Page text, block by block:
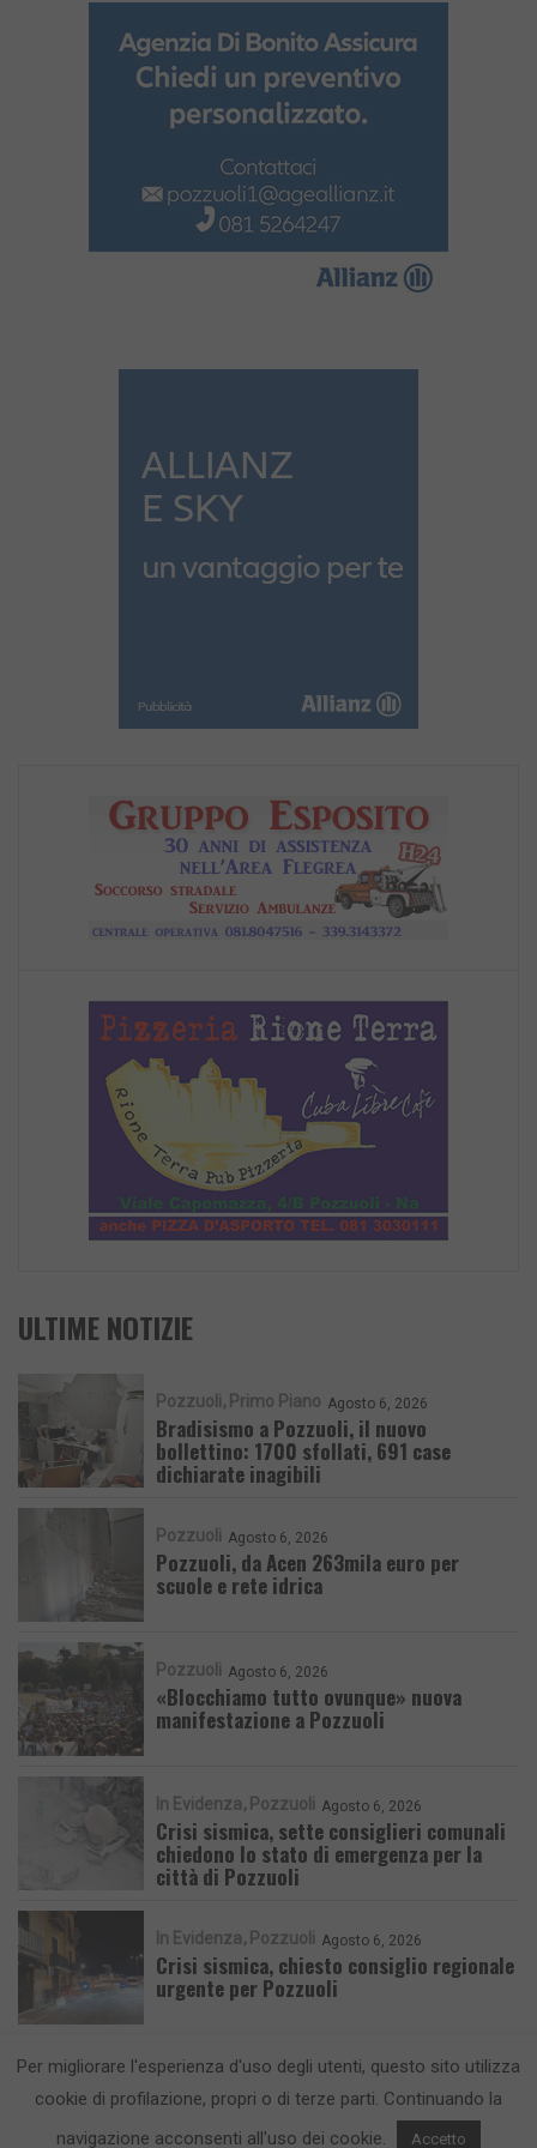
ULTIME NOTIZIE
Pozzuoli Primo Piano Agosto 6, 2026
Bradisismo a Pozzuoli, il nuovo
bollettino: 1700 sfollati, 691 case
dichiarate inagibili
Pozzuoli Agosto 6, 2026
Pozzuoli, da Acen 263mila euro per
scuole e rete idrica
Pozzuoli Agosto 6, 2026
«Blocchiamo tutto ovunque» nuova
manifestazione a Pozzuoli
In Evidenza Pozzuoli Agosto 6, 2026
Crisi sismica, sette consiglieri comunali
chiedono lo stato di emergenza per la
città di Pozzuoli
In Evidenza Pozzuoli Agosto 6, 2026
Crisi sismica, chiesto consiglio regionale
urgente per Pozzuoli
Per migliorare l'esperienza d'uso degli utenti, questo sito utilizza
cookie di profilazione, propri o di terze parti. Continuando la
navigazione acconsenti all'uso dei cookie.
Accetto